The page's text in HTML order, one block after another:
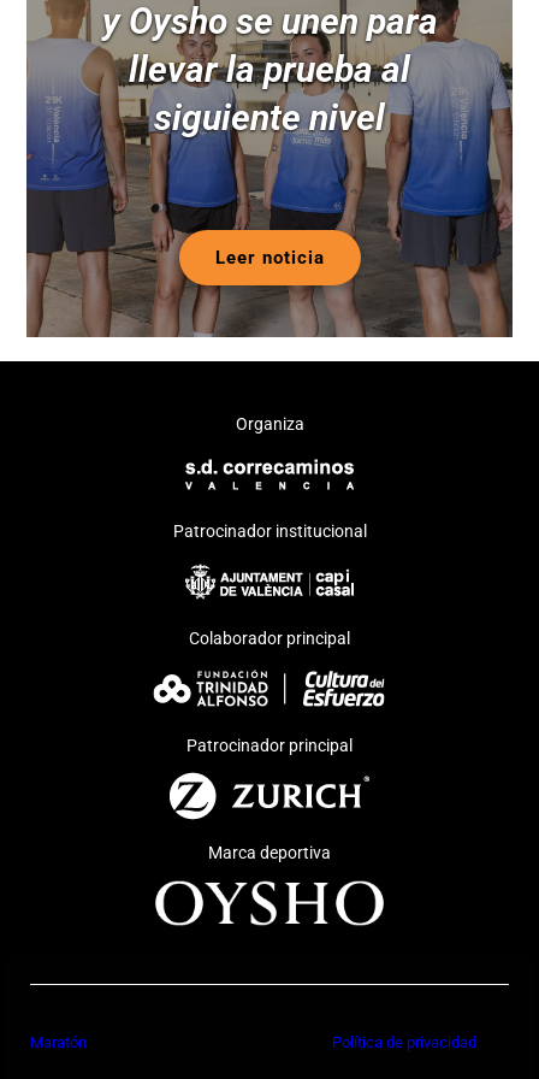
y Oysho se unen para
llevar la prueba al
siguiente nivel
Leer noticia
Organiza
Patrocinador institucional
Colaborador principal
Patrocinador principal
Marca deportiva
Maratón Política de privacidad